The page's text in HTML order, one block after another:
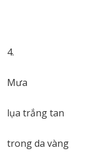
Mưa
lụa trắng tan
trong da vàng